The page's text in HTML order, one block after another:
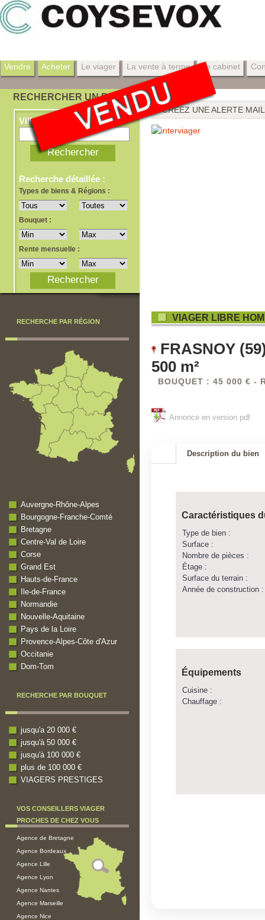
Vendre Acheter Le viager La vente à terme Le cabinet
RECHERCHER UN BIEN
Ville, dept, ref
Recherche détaillée :
Types de biens & Régions :
Bouquet :
Rente mensuelle :
RECHERCHE PAR RÉGION
Auvergne-Rhône-Alpes
Bourgogne-Franche-Comté
Bretagne
Centre-Val de Loire
Corse
Grand Est
Hauts-de-France
Ile-de-France
Normandie
Nouvelle-Aquitaine
Pays de la Loire
Provence-Alpes-Côte d'Azur
Occitanie
Dom-Tom
RECHERCHE PAR BOUQUET
jusqu'a 20 000 €
jusqu'à 50 000 €
jusqu'à 100 000 €
plus de 100 000 €
VIAGERS PRESTIGES
VOS CONSEILLERS VIAGER
PROCHES DE CHEZ VOUS
Agence de Bretagne
Agence Bordeaux
Agence Lille
Agence Lyon
Agence Nantes
Agence Marseille
Agence Nice
CRÉEZ UNE ALERTE MAIL
VIAGER LIBRE
FRASNOY
500 m²
BOUQUET : 45 000 € -
Annonce en version pdf
Description du bien
Caractéristiques
Type de bien :
Surface :
Nombre de pièces :
Étage :
Surface du terrain :
Année de construction :
Équipements
Cuisine :
Chauffage :